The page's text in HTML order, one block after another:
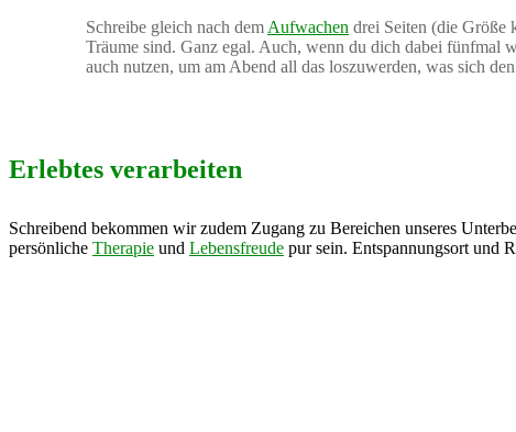
Schreibe gleich nach dem Aufwachen drei Seiten (die Größe
Träume sind. Ganz egal. Auch, wenn du dich dabei fünfmal
auch nutzen, um am Abend all das loszuwerden, was sich
Erlebtes verarbeiten
Schreibend bekommen wir zudem Zugang zu Bereichen unseres
persönliche Therapie und Lebensfreude pur sein. Entspannungsort und